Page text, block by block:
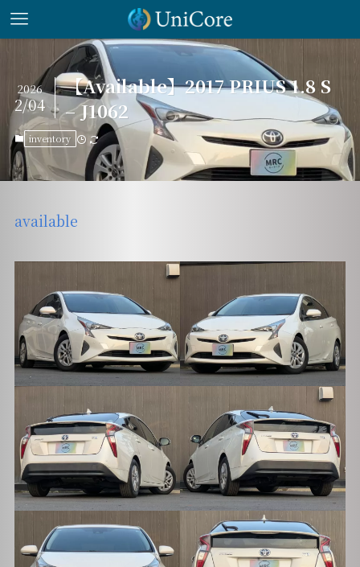
【Available】2017 PRIUS 1.8 S
– J1062
2026
2/04
inventory
available